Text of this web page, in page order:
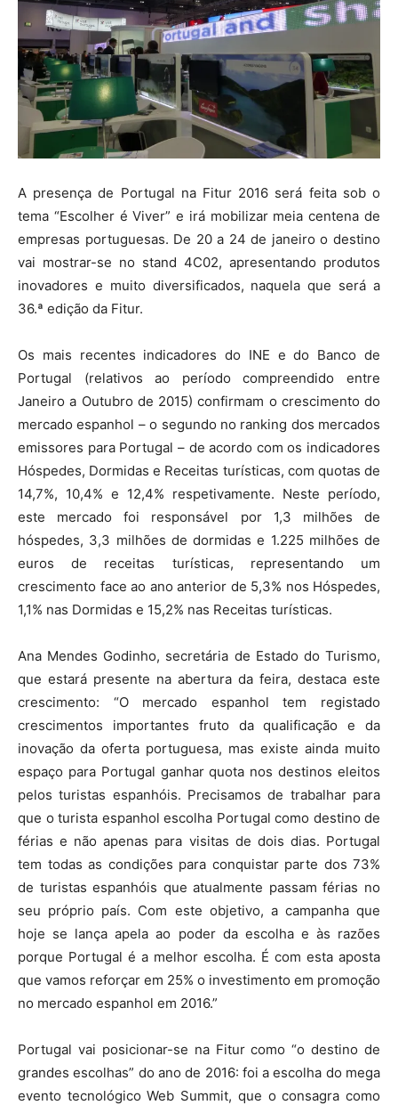
A presença de Portugal na Fitur 2016 será feita sob o
tema “Escolher é Viver” e irá mobilizar meia centena de
empresas portuguesas. De 20 a 24 de janeiro o destino
vai mostrar-se no stand 4C02, apresentando produtos
inovadores e muito diversificados, naquela que será a
36.ª edição da Fitur.
Os mais recentes indicadores do INE e do Banco de
Portugal (relativos ao período compreendido entre
Janeiro a Outubro de 2015) confirmam o crescimento do
mercado espanhol – o segundo no ranking dos mercados
emissores para Portugal – de acordo com os indicadores
Hóspedes, Dormidas e Receitas turísticas, com quotas de
14,7%, 10,4% e 12,4% respetivamente. Neste período,
este mercado foi responsável por 1,3 milhões de
hóspedes, 3,3 milhões de dormidas e 1.225 milhões de
euros de receitas turísticas, representando um
crescimento face ao ano anterior de 5,3% nos Hóspedes,
1,1% nas Dormidas e 15,2% nas Receitas turísticas.
Ana Mendes Godinho, secretária de Estado do Turismo,
que estará presente na abertura da feira, destaca este
crescimento: “O mercado espanhol tem registado
crescimentos importantes fruto da qualificação e da
inovação da oferta portuguesa, mas existe ainda muito
espaço para Portugal ganhar quota nos destinos eleitos
pelos turistas espanhóis. Precisamos de trabalhar para
que o turista espanhol escolha Portugal como destino de
férias e não apenas para visitas de dois dias. Portugal
tem todas as condições para conquistar parte dos 73%
de turistas espanhóis que atualmente passam férias no
seu próprio país. Com este objetivo, a campanha que
hoje se lança apela ao poder da escolha e às razões
porque Portugal é a melhor escolha. É com esta aposta
que vamos reforçar em 25% o investimento em promoção
no mercado espanhol em 2016.”
Portugal vai posicionar-se na Fitur como “o destino de
grandes escolhas” do ano de 2016: foi a escolha do mega
evento tecnológico Web Summit, que o consagra como